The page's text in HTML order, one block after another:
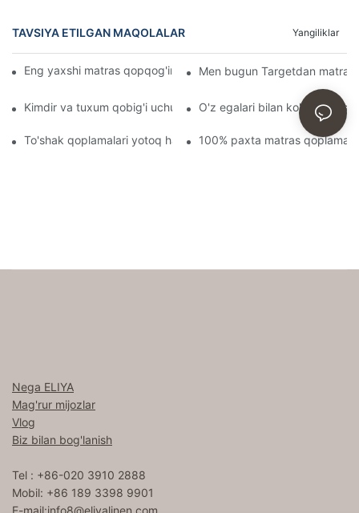
TAVSIYA ETILGAN MAQOLALAR Yangiliklar
Eng yaxshi matras qopqog'ini tanlash bo'yicha maslahatlar
Men bugun Targetdan
Kimdir va tuxum qobig'i uchun to'shak qopqog'ini topdi yoki
O'z egalari bilan ko'chib
To'shak qoplamalari yotoq hasharotlari va ularning yomon
100% paxta matras qoplamasi
Nega ELIYA
Mag'rur mijozlar
Vlog
Biz bilan bog'lanish
Tel : +86-020 3910 2888
Mobil: +86 189 3398 9901
E-mail:info8@eliyalinen.com